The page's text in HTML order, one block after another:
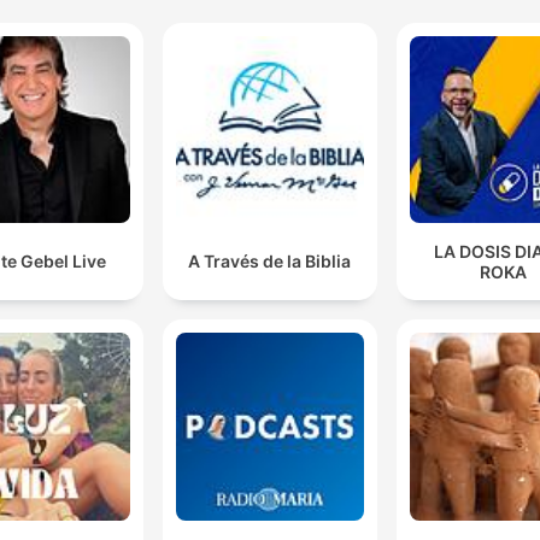
Gebel Live A Través de la Biblia
LA DOSIS
ROKA